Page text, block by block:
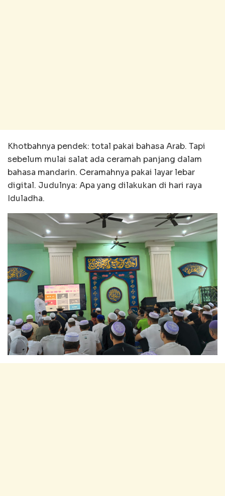
Khotbahnya pendek: total pakai bahasa Arab. Tapi
sebelum mulai salat ada ceramah panjang dalam
bahasa mandarin. Ceramahnya pakai layar lebar
digital. Judulnya: Apa yang dilakukan di hari raya
Iduladha.